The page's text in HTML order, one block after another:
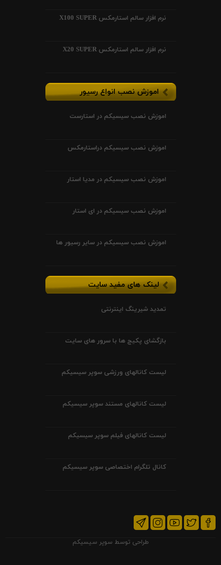
نرم افزار سالم استارمکس X100 SUPER
نرم افزار سالم استارمکس X20 SUPER
اموزش نصب انواع رسیور
اموزش نصب سیسیکم در استارست
اموزش نصب سیسیکم دراستارمکس
اموزش نصب سیسیکم در مدیا استار
اموزش نصب سیسیکم در ای استار
اموزش نصب سیسیکم در سایر رسیور ها
لینک های مفید سایت
تمدید شیرینگ اینترنتی
بازگشای پکیج ها با سرور های سایت
لیست کانالهای ورزشی سوپر سیسیکم
لیست کانالهای مستند سوپر سیسیکم
لیست کانالهای فیلم سوپر سیسیکم
کانال تلگرام اختصاصی سوپر سیسیکم
طراحی توسط سوپر سیسیکم